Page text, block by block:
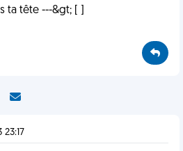
ta tête ---&gt; [ ]